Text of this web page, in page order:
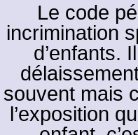
Le code
incrimination
d’enfants.
souvent mais
l’exposition